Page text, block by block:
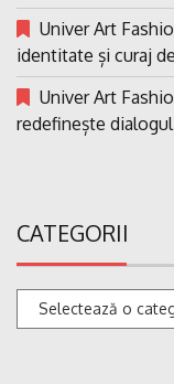
Univer Art
identitate și curaj
Univer Art
redefinește
CATEGORII
Categorii